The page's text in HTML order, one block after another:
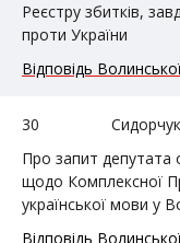
Реєстру збитків,
проти України
Відповідь
30
Про запит депутата
щодо Комплексної
української мови у
Відповідь